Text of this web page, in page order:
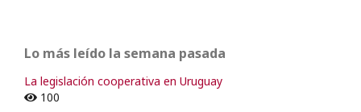
Lo más leído la semana pasada
La legislación cooperativa en Uruguay
100